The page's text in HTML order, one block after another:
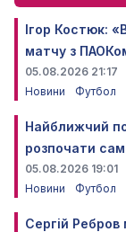
Ігор Костюк:
матчу з
05.08.2026 21:17
Новини
Футбол
Найближчий
розпочати
05.08.2026 19:01
Новини
Футбол
Сергій Ребров